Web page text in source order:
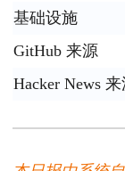
基础设施
GitHub 来源
Hacker News